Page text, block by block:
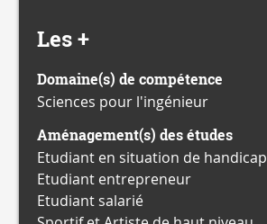
Les +
Domaine(s) de compétence
Sciences pour l'ingénieur
Aménagement(s) des études
Etudiant en situation de handicap
Etudiant entrepreneur
Etudiant salarié